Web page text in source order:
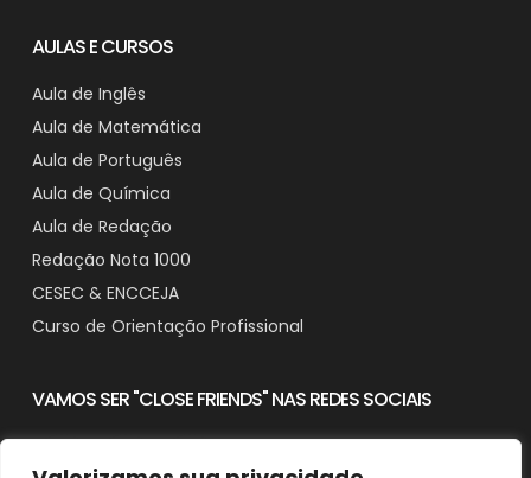
AULAS E CURSOS
Aula de Inglês
Aula de Matemática
Aula de Português
Aula de Química
Aula de Redação
Redação Nota 1000
CESEC & ENCCEJA
Curso de Orientação Profissional
VAMOS SER "CLOSE FRIENDS" NAS REDES SOCIAIS